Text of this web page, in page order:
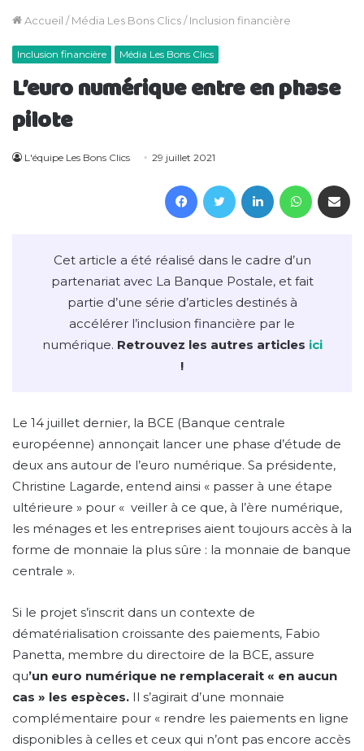
Accueil / Média Les Bons Clics/ Inclusion financière
Inclusion financière Média Les Bons Clics
L’euro numérique entre en phase
pilote
L'équipe Les Bons Clics 29 juillet 2021
FacebookTwitter Linkedin
Cet article a été réalisé dans le cadre d’un
partenariat avec La Banque Postale, et fait
partie d’une série d’articles destinés à
accélérer l’inclusion financière par le
numérique. Retrouvez les autres articles ici
!
Le 14 juillet dernier, la BCE (Banque centrale
européenne) annonçait lancer une phase d’étude de
deux ans autour de l’euro numérique. Sa présidente,
Christine Lagarde, entend ainsi « passer à une étape
ultérieure » pour « veiller à ce que, à l’ère numérique,
les ménages et les entreprises aient toujours accès à la
forme de monnaie la plus sûre : la monnaie de banque
centrale ».
Si le projet s’inscrit dans un contexte de
dématérialisation croissante des paiements, Fabio
Panetta, membre du directoire de la BCE, assure
qu’un euro numérique ne remplacerait « en aucun
cas » les espèces. Il s’agirait d’une monnaie
complémentaire pour « rendre les paiements en ligne
disponibles à celles et ceux qui n’ont pas encore accès